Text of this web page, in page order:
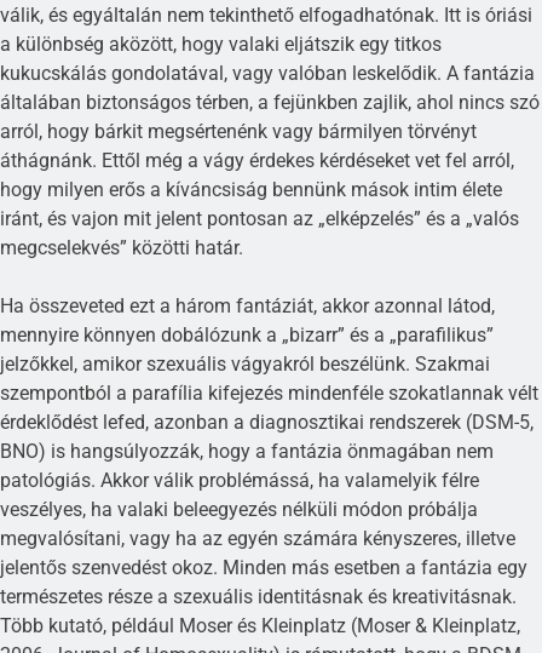
válik, és egyáltalán nem tekinthető elfogadhatónak. Itt is óriási
a különbség aközött, hogy valaki eljátszik egy titkos
kukucskálás gondolatával, vagy valóban leskelődik. A fantázia
általában biztonságos térben, a fejünkben zajlik, ahol nincs szó
arról, hogy bárkit megsértenénk vagy bármilyen törvényt
áthágnánk. Ettől még a vágy érdekes kérdéseket vet fel arról,
hogy milyen erős a kíváncsiság bennünk mások intim élete
iránt, és vajon mit jelent pontosan az „elképzelés” és a „valós
megcselekvés” közötti határ.
Ha összeveted ezt a három fantáziát, akkor azonnal látod,
mennyire könnyen dobálózunk a „bizarr” és a „parafilikus”
jelzőkkel, amikor szexuális vágyakról beszélünk. Szakmai
szempontból a parafília kifejezés mindenféle szokatlannak vélt
érdeklődést lefed, azonban a diagnosztikai rendszerek (DSM-5,
BNO) is hangsúlyozzák, hogy a fantázia önmagában nem
patológiás. Akkor válik problémássá, ha valamelyik félre
veszélyes, ha valaki beleegyezés nélküli módon próbálja
megvalósítani, vagy ha az egyén számára kényszeres, illetve
jelentős szenvedést okoz. Minden más esetben a fantázia egy
természetes része a szexuális identitásnak és kreativitásnak.
Több kutató, például Moser és Kleinplatz (Moser & Kleinplatz,